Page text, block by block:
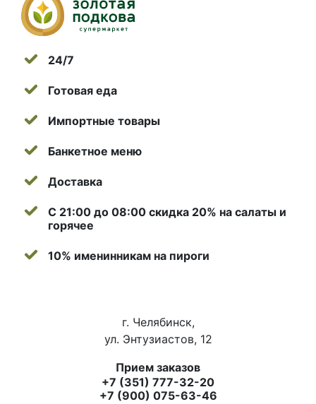
24/7
Готовая еда
Импортные товары
Банкетное меню
Доставка
С 21:00 до 08:00 скидка 20% на салаты и
горячее
10% именинникам на пироги
г. Челябинск,
ул. Энтузиастов, 12
Прием заказов
+7 (351) 777-32-20
+7 (900) 075-63-46